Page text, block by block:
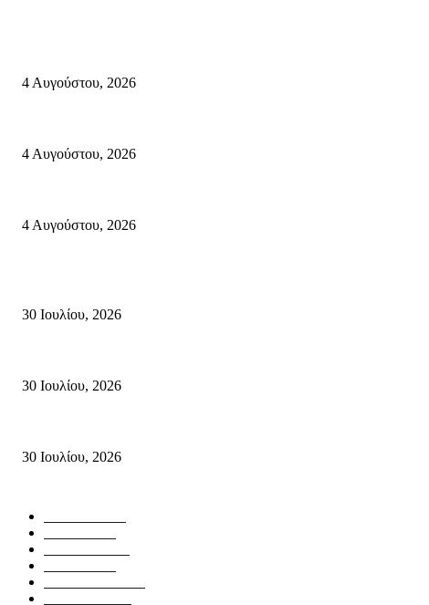
4 Αυγούστου, 2026
4 Αυγούστου, 2026
4 Αυγούστου, 2026
30 Ιουλίου, 2026
30 Ιουλίου, 2026
30 Ιουλίου, 2026